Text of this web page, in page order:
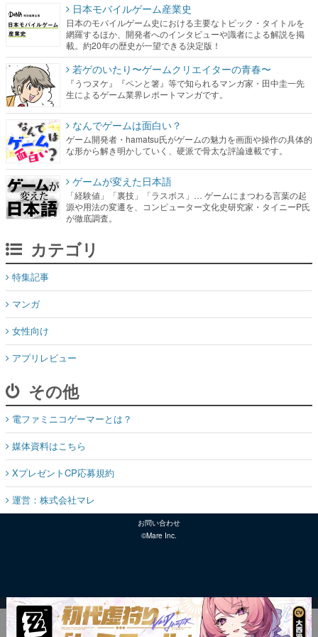
日本モバイルゲーム産業史
日本のモバイルゲーム史における主要なトピック・タイトルを
網羅するほか、開発者へのインタビューや識者による解説を掲
載。約20年の歴史が一望できる決定版！
若ゲのいたり〜ゲームクリエイターの青春〜
『うつヌケ』『ペンと箸』等で知られるマンガ家・田中圭一先
生によるゲーム業界レポートマンガです。
なんでゲームは面白い？
ゲーム開発者・hamatsu氏がゲームの魅力を画面や操作の具体的
な形から解き明かしていく、硬派で骨太な評論連載です。
ゲームが変えた日本語
「経験値」「裏技」「ラスボス」… ゲームにまつわる言葉の起
源や用法の変遷を、コンピューター文化史研究家・タイニーP氏
が徹底調査。
カテゴリ
特集記事
マンガ
女性向け
アプリレビュー
その他
電ファミニコゲーマーとは？
媒体資料はこちら
XプレゼントCP応募規約
運営：株式会社マレ
お問い合わせ
©Mare Inc.